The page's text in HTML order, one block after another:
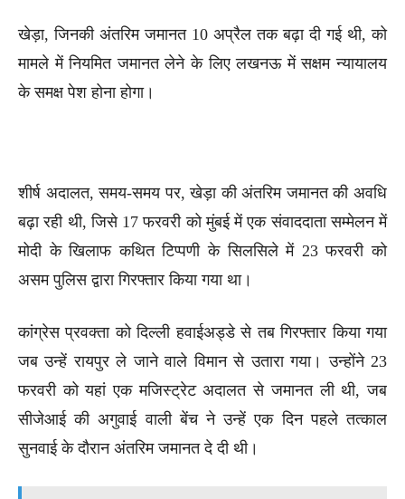
खेड़ा, जिनकी अंतरिम जमानत 10 अप्रैल तक बढ़ा दी गई थी, को
मामले में नियमित जमानत लेने के लिए लखनऊ में सक्षम न्यायालय
के समक्ष पेश होना होगा।
शीर्ष अदालत, समय-समय पर, खेड़ा की अंतरिम जमानत की अवधि
बढ़ा रही थी, जिसे 17 फरवरी को मुंबई में एक संवाददाता सम्मेलन में
मोदी के खिलाफ कथित टिप्पणी के सिलसिले में 23 फरवरी को
असम पुलिस द्वारा गिरफ्तार किया गया था।
कांग्रेस प्रवक्ता को दिल्ली हवाईअड्डे से तब गिरफ्तार किया गया
जब उन्हें रायपुर ले जाने वाले विमान से उतारा गया। उन्होंने 23
फरवरी को यहां एक मजिस्ट्रेट अदालत से जमानत ली थी, जब
सीजेआई की अगुवाई वाली बेंच ने उन्हें एक दिन पहले तत्काल
सुनवाई के दौरान अंतरिम जमानत दे दी थी।